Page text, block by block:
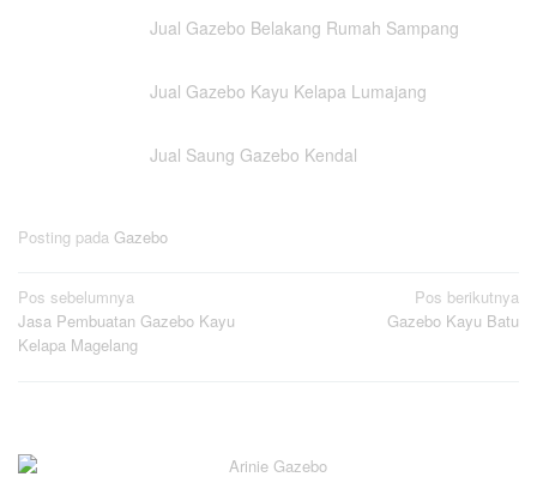
Jual Gazebo Belakang Rumah Sampang
Jual Gazebo Kayu Kelapa Lumajang
Jual Saung Gazebo Kendal
Posting pada Gazebo
Navigasi
pos
Pos sebelumnya
Jasa Pembuatan Gazebo Kayu
Kelapa Magelang
Pos berikutnya
Gazebo Kayu Batu